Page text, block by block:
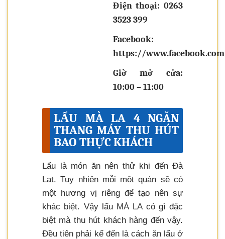
Điện thoại: 0263
3523 399
Facebook:
https://
Giờ mở cửa:
10:00 – 11:00
LẨU MÀ LA 4 NGĂN
THANG MÁY THU HÚT
BAO THỰC KHÁCH
Lẩu là món ăn nên thử khi đến Đà
Lạt. Tuy nhiên mỗi một quán sẽ có
một hương vị riêng để tạo nên sự
khác biệt. Vậy lẩu MÀ LA có gì đặc
biệt mà thu hút khách hàng đến vậy.
Đều tiên phải kể đến là cách ăn lẩu ở